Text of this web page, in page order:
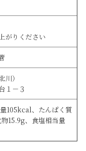
がりください
川）
１－３
105kcal、たんぱく質
15.9g、食塩相当量